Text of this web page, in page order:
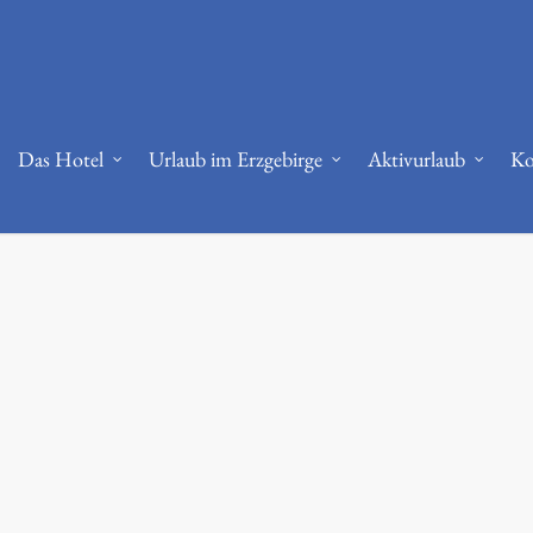
Das Hotel Urlaub im Erzgebirge Aktivurlaub